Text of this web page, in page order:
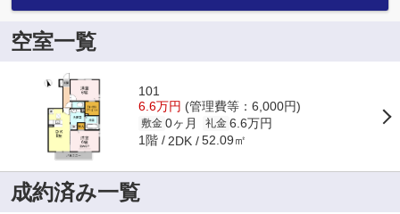
空室一覧
101
6.6万円 (管理費等：6,000円)
敷金 0ヶ月 礼金 6.6万円
1階 2DK 52.09㎡
成約済み一覧